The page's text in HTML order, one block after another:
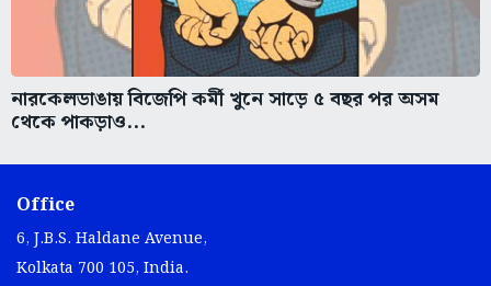
নারকেলডাঙায় বিজেপি কর্মী খুনে সাড়ে ৫ বছর পর অসম
থেকে পাকড়াও...
Office
6, J.B.S. Haldane Avenue,
Kolkata 700 105, India.